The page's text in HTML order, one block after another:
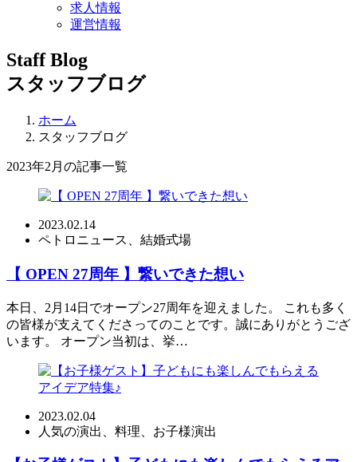
求人情報
運営情報
Staff Blog
スタッフブログ
ホーム
スタッフブログ
2023年2月の記事一覧
2023.02.14
ペトロニュース、結婚式場
【 OPEN 27周年 】繋いできた想い
本日、2月14日でオープン27周年を迎えました。 これも多く
の皆様が支えてくださってのことです。誠にありがとうござ
います。 オープン当初は、挙…
2023.02.04
人気の演出、料理、お子様演出